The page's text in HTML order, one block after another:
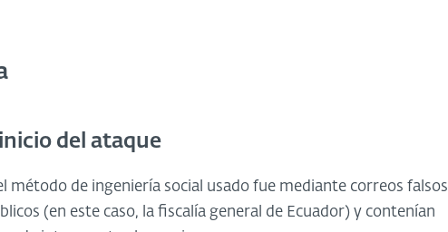
del ataque
método de ingeniería social usado fue mediante correos falsos
(en este caso, la fiscalía general de Ecuador) y contenían